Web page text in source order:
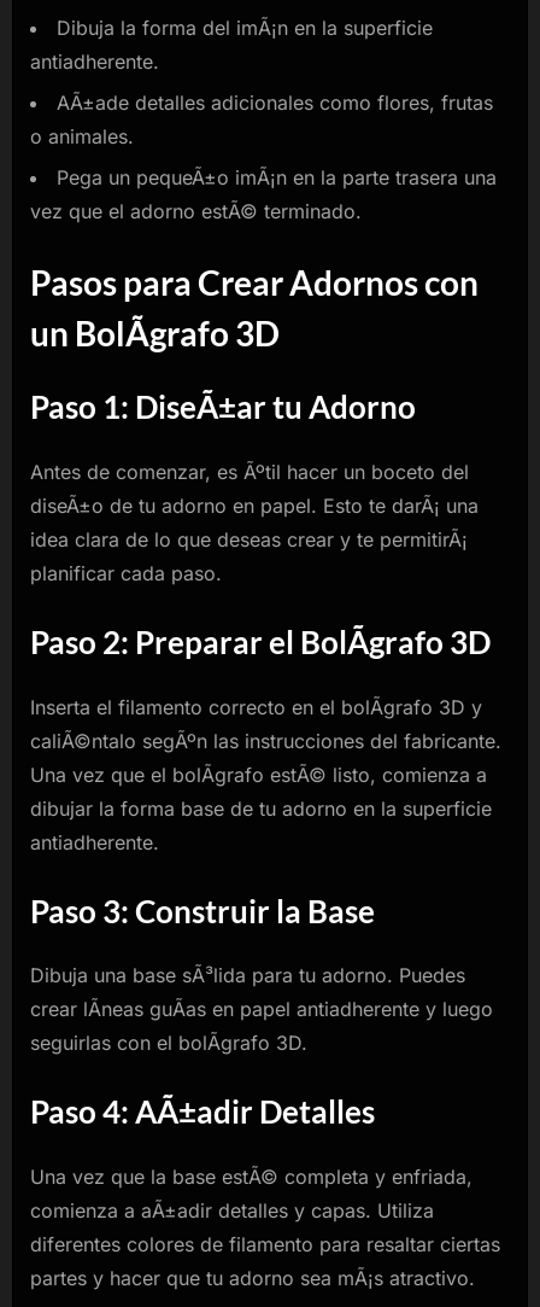
Dibuja la forma del imÃ¡n en la superficie
antiadherente.
AÃ±ade detalles adicionales como flores, frutas
o animales.
Pega un pequeÃ±o imÃ¡n en la parte trasera una
vez que el adorno estÃ© terminado.
Pasos para Crear Adornos con
un BolÃ­grafo 3D
Paso 1: DiseÃ±ar tu Adorno
Antes de comenzar, es Ãºtil hacer un boceto del
diseÃ±o de tu adorno en papel. Esto te darÃ¡ una
idea clara de lo que deseas crear y te permitirÃ¡
planificar cada paso.
Paso 2: Preparar el BolÃ­grafo 3D
Inserta el filamento correcto en el bolÃ­grafo 3D y
caliÃ©ntalo segÃºn las instrucciones del fabricante.
Una vez que el bolÃ­grafo estÃ© listo, comienza a
dibujar la forma base de tu adorno en la superficie
antiadherente.
Paso 3: Construir la Base
Dibuja una base sÃ³lida para tu adorno. Puedes
crear lÃ­neas guÃ­as en papel antiadherente y luego
seguirlas con el bolÃ­grafo 3D.
Paso 4: AÃ±adir Detalles
Una vez que la base estÃ© completa y enfriada,
comienza a aÃ±adir detalles y capas. Utiliza
diferentes colores de filamento para resaltar ciertas
partes y hacer que tu adorno sea mÃ¡s atractivo.